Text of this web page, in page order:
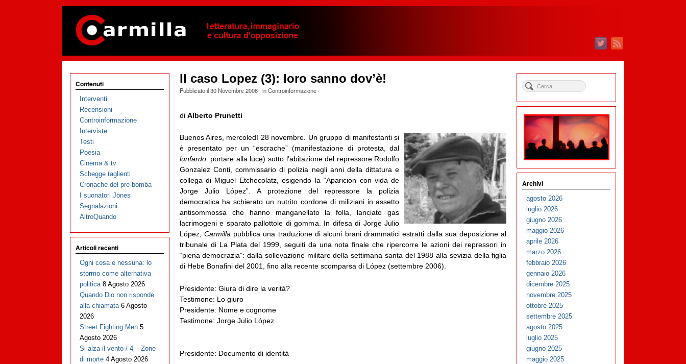
Il caso Lopez (3): loro sanno dov’è!
Pubblicato il30 Novembre 2006· inControinformazione·
di Alberto Prunetti
Buenos Aires, mercoledì 28 novembre. Un gruppo di manifestanti si
è presentato per un “escrache” (manifestazione di protesta, dal
lunfardo: portare alla luce) sotto l’abitazione del repressore Rodolfo
Gonzalez Conti, commissario di polizia negli anni della dittatura e
collega di Miguel Etchecolatz, esigendo la “Aparicion con vida de
Jorge Julio López”. A protezione del repressore la polizia
democratica ha schierato un nutrito cordone di miliziani in assetto
antisommossa che hanno manganellato la folla, lanciato gas
lacrimogeni e sparato pallottole di gomma. In difesa di Jorge Julio
López, Carmilla pubblica una traduzione di alcuni brani drammatici estratti dalla sua deposizione al
tribunale di La Plata del 1999, seguiti da una nota finale che ripercorre le azioni dei repressori in
“piena democrazia”: dalla sollevazione militare della settimana santa del 1988 alla sevizia della figlia
di Hebe Bonafini del 2001, fino alla recente scomparsa di López (settembre 2006).
Presidente: Giura di dire la verità?
Testimone: Lo giuro
Presidente: Nome e cognome
Testimone: Jorge Julio López
Presidente: Documento di identità
Contenuti
Interventi
Recensioni
Controinformazione
Interviste
Testi
Poesia
Cinema & tv
Schegge taglienti
Cronache del pre-bomba
I suonatori Jones
Segnalazioni
AltroQuando
Articoli recenti
Ogni cosa e nessuna: lo
stormo come alternativa
politica 8 Agosto 2026
Quando Dio non risponde
alla chiamata 6 Agosto
2026
Street Fighting Men 5
Agosto 2026
Si alza il vento / 4 – Zone
di morte 4 Agosto 2026
Archivi
agosto 2026
luglio 2026
giugno 2026
maggio 2026
aprile 2026
marzo 2026
febbraio 2026
gennaio 2026
dicembre 2025
novembre 2025
ottobre 2025
settembre 2025
agosto 2025
luglio 2025
giugno 2025
maggio 2025